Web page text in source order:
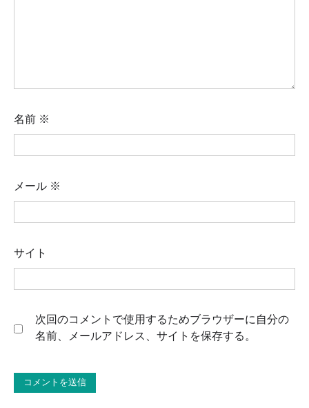
名前 ※
メール ※
サイト
次回のコメントで使用するためブラウザーに自分の
名前、メールアドレス、サイトを保存する。